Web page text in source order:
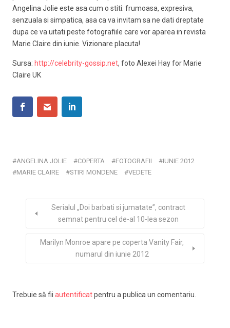
Angelina Jolie este asa cum o stiti: frumoasa, expresiva,
senzuala si simpatica, asa ca va invitam sa ne dati dreptate
dupa ce va uitati peste fotografiile care vor aparea in revista
Marie Claire din iunie. Vizionare placuta!
Sursa: http://celebrity-gossip.net, foto Alexei Hay for Marie
Claire UK
ANGELINA JOLIE COPERTA FOTOGRAFII
IUNIE 2012
MARIE CLAIRE
STIRI MONDENE VEDETE
Serialul „Doi barbati si jumatate”, contract
semnat pentru cel de-al 10-lea sezon
Marilyn Monroe apare pe coperta Vanity Fair,
numarul din iunie 2012
Trebuie să fii autentificatpentru a publica un comentariu.